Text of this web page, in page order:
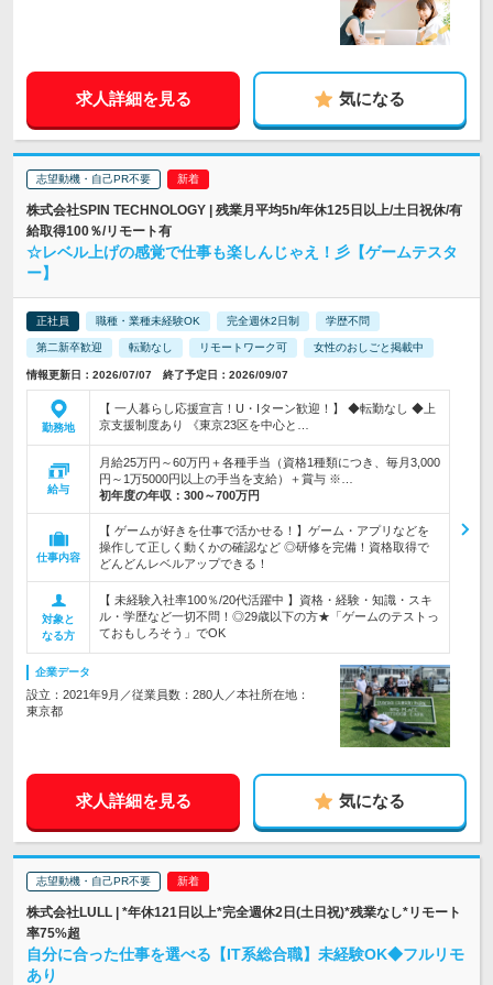
求人詳細を見る 気になる
志望動機・自己PR不要
株式会社SPIN TECHNOLOGY | 残業月平均5h/年休125日以上/土日祝休/有
給取得100％/リモート有
☆レベル上げの感覚で仕事も楽しんじゃえ！彡【ゲームテスタ
ー】
正社員 職種・業種未経験OK 完全週休2日制 学歴不問
第二新卒歓迎 転勤なし リモートワーク可 女性のおしごと掲載中
情報更新日：2026/07/07 終了予定日：2026/09/07
勤務地
【 一人暮らし応援宣言！U・Iターン歓迎！】 ◆転勤なし ◆上
京支援制度あり 《東京23区を中心と…
給与
月給25万円～60万円＋各種手当（資格1種類につき、毎月3,000
円～1万5000円以上の手当を支給）＋賞与 ※…
初年度の年収： 300～700万円
仕事内容
【 ゲームが好きを仕事で活かせる！】ゲーム・アプリなどを
操作して正しく動くかの確認など ◎研修を完備！資格取得で
どんどんレベルアップできる！
対象と
なる方
【 未経験入社率100％/20代活躍中 】資格・経験・知識・スキ
ル・学歴など一切不問！◎29歳以下の方★「ゲームのテストっ
ておもしろそう」でOK
企業データ
設立：2021年9月／従業員数：280人／本社所在地：
東京都
求人詳細を見る 気になる
志望動機・自己PR不要
株式会社LULL | *年休121日以上*完全週休2日(土日祝)*残業なし*リモート
率75%超
自分に合った仕事を選べる【IT系総合職】未経験OK◆フルリモ
あり